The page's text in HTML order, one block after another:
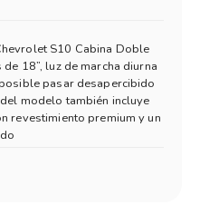
S10 Cabina Doble
18”, luz de marcha diurna
pasar desapercibido
modelo también incluye
revestimiento premium y un